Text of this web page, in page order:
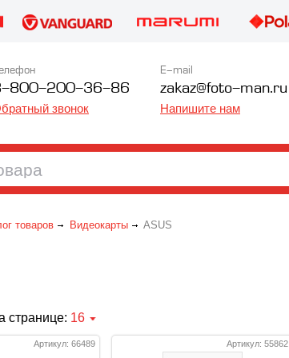
800-200-36-86
звонок
E-mail
zakaz@foto-man.ru
Напишите нам
товаров Видеокарты ASUS
странице: 16
Артикул: 66489 Артикул: 55862